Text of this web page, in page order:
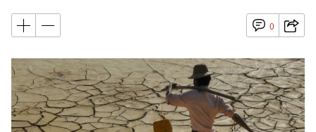
0